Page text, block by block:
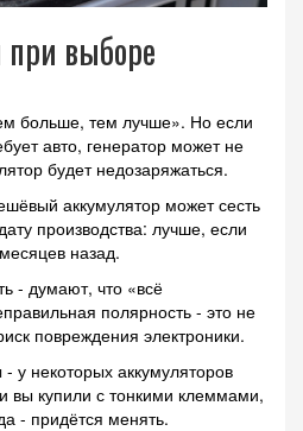
выборе
больше, тем лучше». Но если
авто, генератор может не
будет недозаряжаться.
аккумулятор может сесть
производства: лучше, если
назад.
- думают, что «всё
полярность - это не
повреждения электроники.
у некоторых аккумуляторов
купили с тонкими клеммами,
- придётся менять.